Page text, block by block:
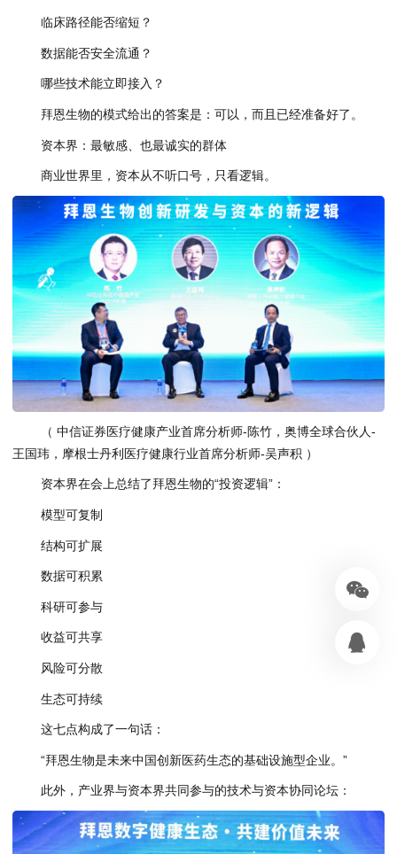
临床路径能否缩短？
数据能否安全流通？
哪些技术能立即接入？
拜恩生物的模式给出的答案是：可以，而且已经准备好了。
资本界：最敏感、也最诚实的群体
商业世界里，资本从不听口号，只看逻辑。
（ 中信证券医疗健康产业首席分析师-陈竹，奥博全球合伙人-
王国玮，摩根士丹利医疗健康行业首席分析师-吴声积 ）
资本界在会上总结了拜恩生物的“投资逻辑”：
模型可复制
结构可扩展
数据可积累
科研可参与
收益可共享
风险可分散
生态可持续
这七点构成了一句话：
“拜恩生物是未来中国创新医药生态的基础设施型企业。”
此外，产业界与资本界共同参与的技术与资本协同论坛：